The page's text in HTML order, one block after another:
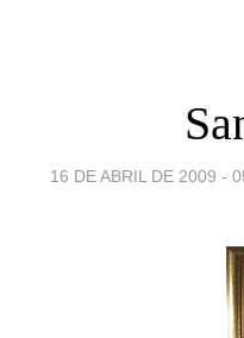
16 DE ABRIL DE 2009 -